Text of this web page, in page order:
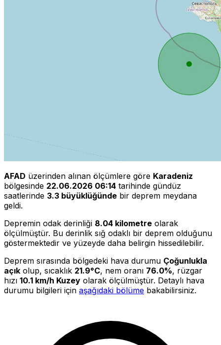
AFAD üzerinden alınan ölçümlere göre Karadeniz
bölgesinde 22.06.2026 06:14 tarihinde gündüz
saatlerinde 3.3 büyüklüğünde bir deprem meydana
geldi.
Depremin odak derinliği 8.04 kilometre olarak
ölçülmüştür. Bu derinlik sığ odaklı bir deprem olduğunu
göstermektedir ve yüzeyde daha belirgin hissedilebilir.
Deprem sırasında bölgedeki hava durumu Çoğunlukla
açık olup, sıcaklık 21.9°C, nem oranı 76.0%, rüzgar
hızı 10.1 km/h Kuzey olarak ölçülmüştür. Detaylı hava
durumu bilgileri için aşağıdaki bölüme bakabilirsiniz.